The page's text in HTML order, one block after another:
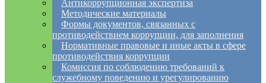
Антикоррупционная экспертиза
Методические материалы
Формы документов, связанных с
противодействием коррупции, для заполнения
Нормативные правовые и иные акты в сфере
противодействия коррупции
Комиссия по соблюдению требований к
служебному поведению и урегулированию